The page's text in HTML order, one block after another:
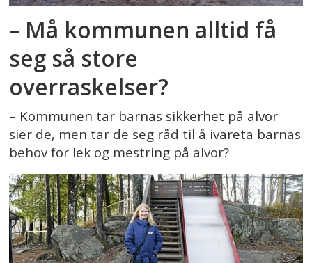
– Må kommunen alltid få
seg så store
overraskelser?
– Kommunen tar barnas sikkerhet på alvor
sier de, men tar de seg råd til å ivareta barnas
behov for lek og mestring på alvor?